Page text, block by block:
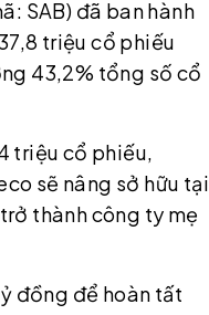
SAB) đã ban hành
triệu cổ phiếu
43,2% tổng số cổ
triệu cổ phiếu,
sẽ nâng sở hữu tại
thành công ty mẹ
đồng để hoàn tất